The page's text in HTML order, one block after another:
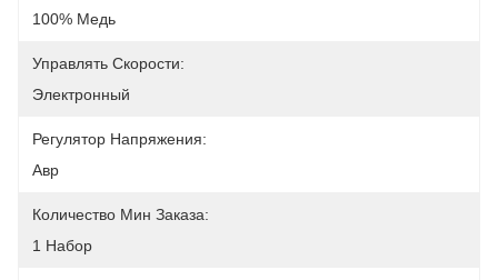
100% Медь
Управлять Скорости:
Электронный
Регулятор Напряжения:
Авр
Количество Мин Заказа:
1 Набор